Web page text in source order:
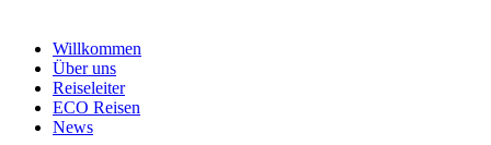
Willkommen
Über uns
Reiseleiter
ECO Reisen
News